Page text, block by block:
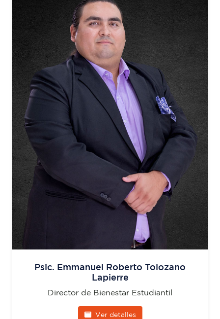
Psic. Emmanuel Roberto Tolozano
Lapierre
Director de Bienestar Estudiantil
Ver detalles